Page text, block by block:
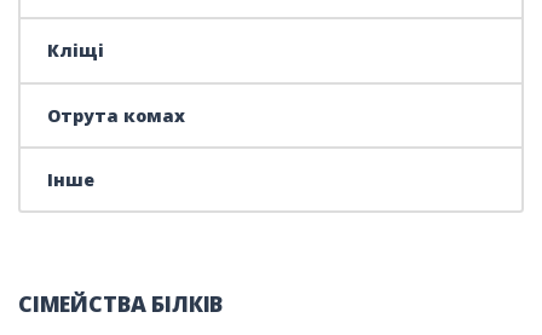
Кліщі
Отрута комах
Інше
СІМЕЙСТВА БІЛКІВ